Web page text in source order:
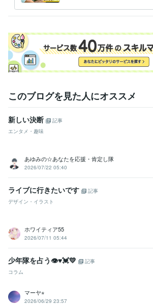
このブログを見た人にオススメ
新しい決断
記事
エンタメ・趣味
あゆみの☆あなたを応援・肯定し隊
2026/07/22 05:40
ライブに行きたいです
記事
デザイン・イラスト
ホワイティア55
2026/07/11 05:44
少年隊を占う👁♥💓💛
記事
コラム
マーヤ⭐︎
2026/06/29 23:57